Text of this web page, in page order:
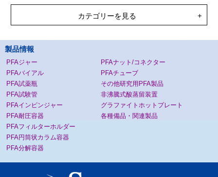
カテゴリーを見る
製品情報
PFAジャー
PFAバイアル
PFA試薬瓶
PFA試験管
PFAインピンジャー
PFA耐圧容器
PFAフィルターホルダー
PFA円筒状カラム容器
PFA分解容器
PFAナット/コネクター
PFAチューブ
その他研究用PFA製品
非沸騰式酸蒸留装置
グラファイトホットプレート
各種備品・関連製品